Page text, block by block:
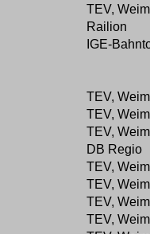
TEV,
Railion
IGE-
TEV,
TEV,
TEV,
DB Regio
TEV,
TEV,
TEV,
TEV,